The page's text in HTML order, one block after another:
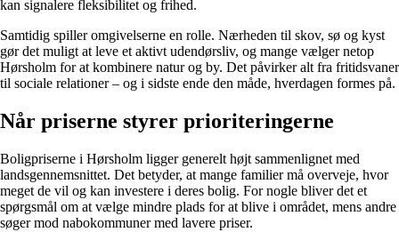
kan signalere fleksibilitet og frihed.
Samtidig spiller omgivelserne en rolle. Nærheden til skov, sø og kyst
gør det muligt at leve et aktivt udendørsliv, og mange vælger netop
Hørsholm for at kombinere natur og by. Det påvirker alt fra fritidsvaner
til sociale relationer – og i sidste ende den måde, hverdagen formes på.
Når priserne styrer prioriteringerne
Boligpriserne i Hørsholm ligger generelt højt sammenlignet med
landsgennemsnittet. Det betyder, at mange familier må overveje, hvor
meget de vil og kan investere i deres bolig. For nogle bliver det et
spørgsmål om at vælge mindre plads for at blive i området, mens andre
søger mod nabokommuner med lavere priser.